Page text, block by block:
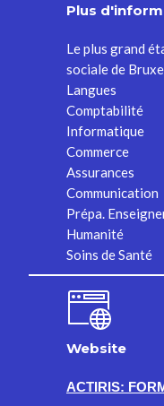
Plus
Le plus grand
sociale de
Langues
Comptabilité
Informatique
Commerce
Assurances
Communication
Prépa.
Humanité
Soins de Santé
Website
ACTIRIS: